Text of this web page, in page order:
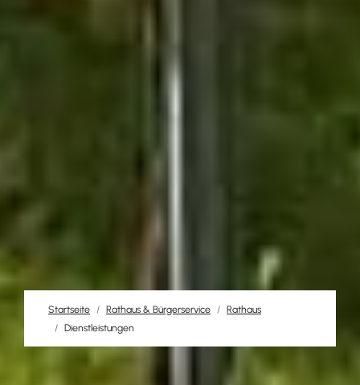
Startseite Rathaus & Bürgerservice
Rathaus
Dienstleistungen